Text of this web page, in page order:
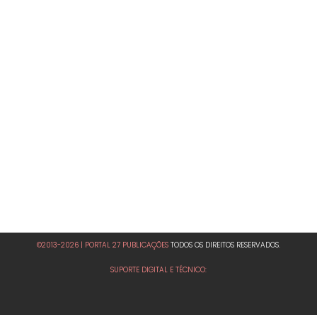
©2013-2026 | PORTAL 27 PUBLICAÇÕES TODOS OS DIREITOS RESERVADOS.
SUPORTE DIGITAL E TÉCNICO: